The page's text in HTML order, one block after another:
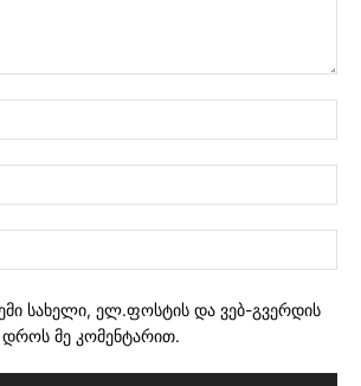
სახელი, ელ.ფოსტის და ვებ-გვერდის
დროს მე კომენტარით.